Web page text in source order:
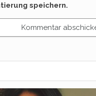
speichern.